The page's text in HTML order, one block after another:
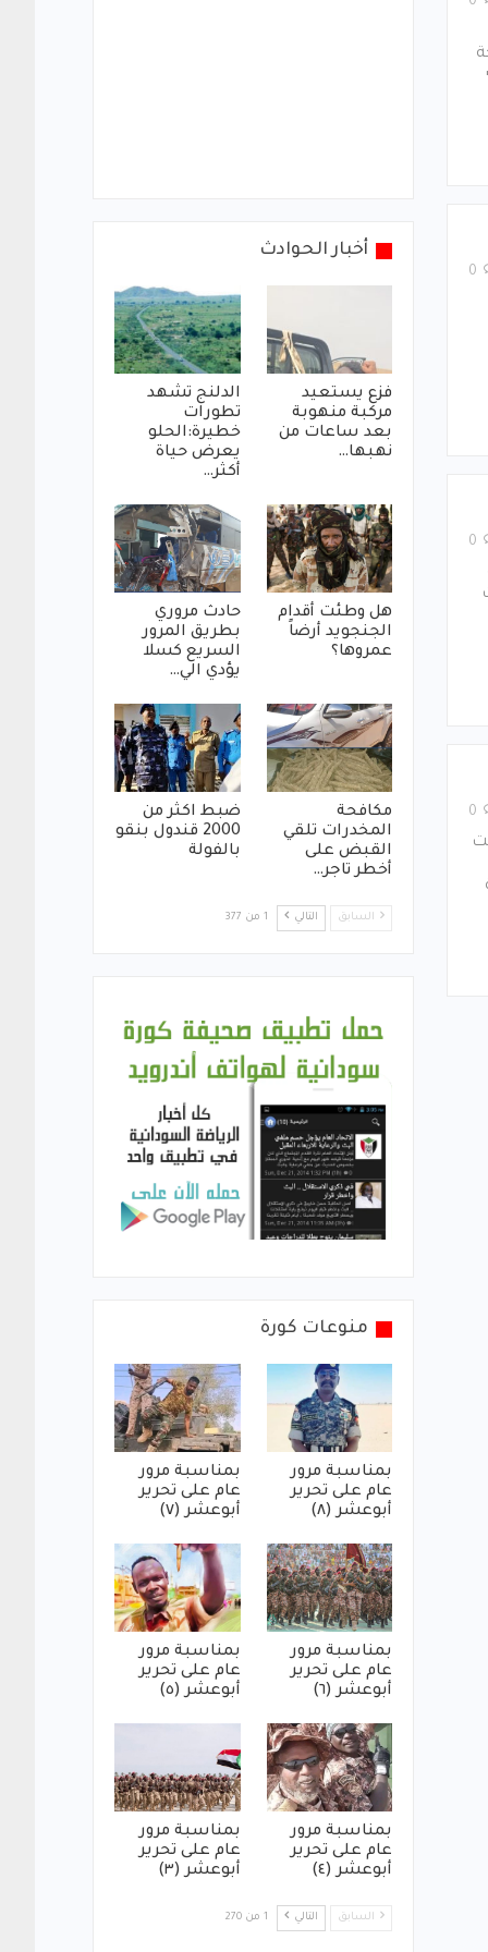
أخبار الحوادث
فزع يستعيد
مركبة منهوبة
بعد ساعات من
نهبها…
الدلنج تشهد
تطورات
خطيرة:الحلو
يعرض حياة
أكثر…
هل وطئت أقدام
الجنجويد أرضاً
عمروها؟
حادث مروري
بطريق المرور
السريع كسلا
يؤدي الي…
مكافحة
المخدرات تلقي
القبض على
أخطر تاجر…
ضبط اكثر من
2000 قندول بنقو
بالفولة
السابق التالي 1 من 377
منوعات كورة
بمناسبة مرور
عام على تحرير
أبوعشر (٨)
بمناسبة مرور
عام على تحرير
أبوعشر (٧)
بمناسبة مرور
عام على تحرير
أبوعشر (٦)
بمناسبة مرور
عام على تحرير
أبوعشر (٥)
بمناسبة مرور
عام على تحرير
أبوعشر (٤)
بمناسبة مرور
عام على تحرير
أبوعشر (٣)
السابق التالي 1 من 270